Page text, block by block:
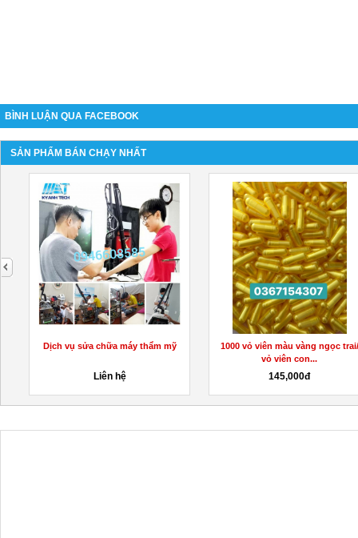
BÌNH LUẬN QUA FACEBOOK
SẢN PHẨM BÁN CHẠY NHẤT
Dịch vụ sửa chữa máy thẩm mỹ
Liên hệ
1000 vỏ viên màu vàng ngọc trai/
vỏ viên con...
145,000đ
next